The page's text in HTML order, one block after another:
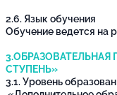
2.6. Язык обучения
Обучение ведется на
3.ОБРАЗОВАТЕЛЬНАЯ
СТУПЕНЬ»
3.1. Уровень